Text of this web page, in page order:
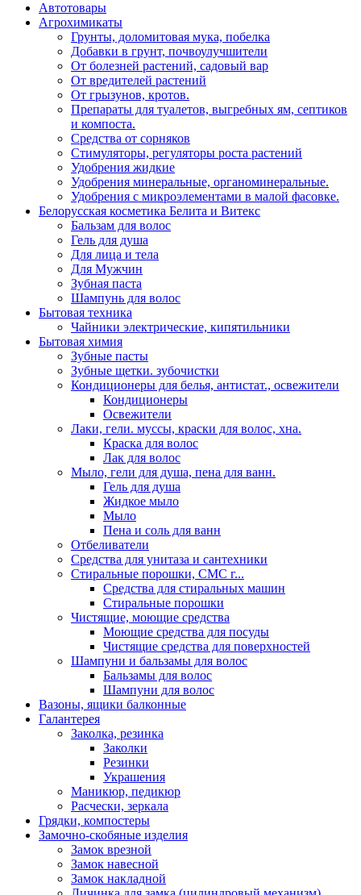
Автотовары
Агрохимикаты
Грунты, доломитовая мука, побелка
Добавки в грунт, почвоулучшители
От болезней растений, садовый вар
От вредителей растений
От грызунов, кротов.
Препараты для туалетов, выгребных ям, септиков
и компоста.
Средства от сорняков
Стимуляторы, регуляторы роста растений
Удобрения жидкие
Удобрения минеральные, органоминеральные.
Удобрения с микроэлементами в малой фасовке.
Белорусская косметика Белита и Витекс
Бальзам для волос
Гель для душа
Для лица и тела
Для Мужчин
Зубная паста
Шампунь для волос
Бытовая техника
Чайники электрические, кипятильники
Бытовая химия
Зубные пасты
Зубные щетки. зубочистки
Кондиционеры для белья, антистат., освежители
Кондиционеры
Освежители
Лаки, гели. муссы, краски для волос, хна.
Краска для волос
Лак для волос
Мыло, гели для душа, пена для ванн.
Гель для душа
Жидкое мыло
Мыло
Пена и соль для ванн
Отбеливатели
Средства для унитаза и сантехники
Стиральные порошки, СМС г...
Средства для стиральных машин
Стиральные порошки
Чистящие, моющие средства
Моющие средства для посуды
Чистящие средства для поверхностей
Шампуни и бальзамы для волос
Бальзамы для волос
Шампуни для волос
Вазоны, ящики балконные
Галантерея
Заколка, резинка
Заколки
Резинки
Украшения
Маникюр, педикюр
Расчески, зеркала
Грядки, компостеры
Замочно-скобяные изделия
Замок врезной
Замок навесной
Замок накладной